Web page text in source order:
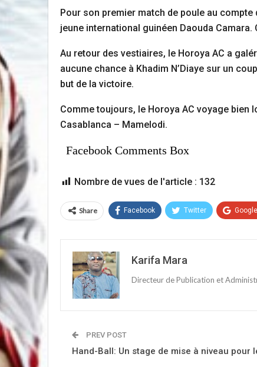
Pour son premier match de poule au
jeune international guinéen Daouda Camara.
Au retour des vestiaires, le Horoya AC a
aucune chance à Khadim N’Diaye sur un
but de la victoire.
Comme toujours, le Horoya AC voyage bien
Casablanca – Mamelodi.
Facebook Comments Box
Nombre de vues de l'article : 132
Share Facebook Twitter
Karifa Mara
Directeur de Publication et
PREV POST
Hand-Ball: Un stage de mise à niveau pour